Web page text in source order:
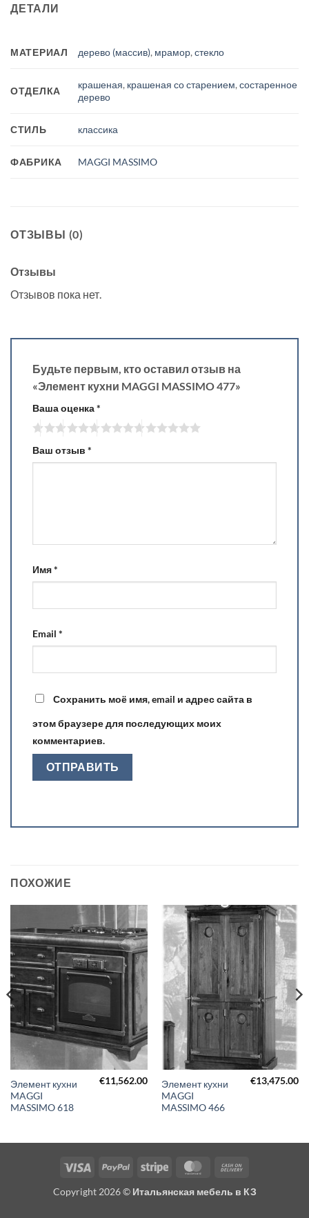
ДЕТАЛИ
МАТЕРИАЛ дерево (массив), мрамор,стекло
ОТДЕЛКА
крашеная, крашеная со старением,состаренное
дерево
СТИЛЬ классика
ФАБРИКА MAGGI MASSIMO
ОТЗЫВЫ (0)
Отзывы
Отзывов пока нет.
Будьте первым, кто оставил отзыв на
«Элемент кухни MAGGI MASSIMO 477»
Ваша оценка*
Ваш отзыв *
Имя*
Email *
Сохранить моё имя, email и адрес сайта в
этом браузере для последующих моих
комментариев.
ПОХОЖИЕ
Элемент кухни
MAGGI
MASSIMO 618
€11,562.00
Элемент кухни
MAGGI
MASSIMO 466
€13,475.00
Visa PayPal Stripe MasterCard
Delivery
Copyright 2026 © Итальянская мебель в КЗ